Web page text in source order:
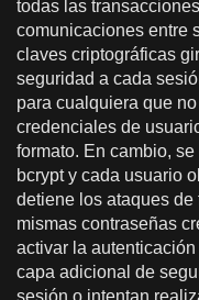
todas las
comunicaciones entre
claves criptográficas
seguridad a cada
para cualquiera que
credenciales de
formato. En cambio,
bcrypt y cada usuario
detiene los ataques
mismas contraseñas
activar la
capa adicional de
sesión o intentan